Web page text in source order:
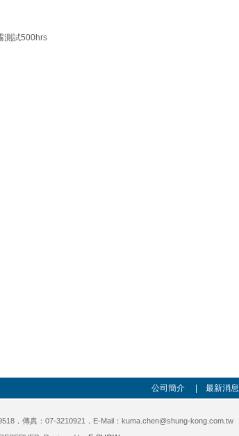
公司簡介 最新消息
． 傳真：07-3210921 ． E-Mail：kuma.chen@shung-kong.com.tw